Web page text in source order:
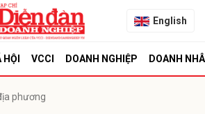
English
VCCI DOANH NGHIỆP DOANH
phương